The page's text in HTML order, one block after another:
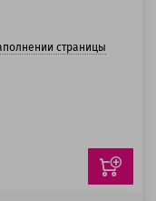
страницы